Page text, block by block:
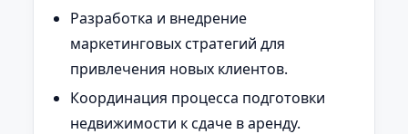
Разработка и внедрение
маркетинговых стратегий для
привлечения новых клиентов.
Координация процесса подготовки
недвижимости к сдаче в аренду.